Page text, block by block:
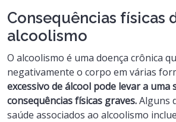
Consequências físicas
alcoolismo
O alcoolismo é uma doença crônica
negativamente o corpo em várias
excessivo de álcool pode levar a uma
consequências físicas graves.Alguns
saúde associados ao alcoolismo